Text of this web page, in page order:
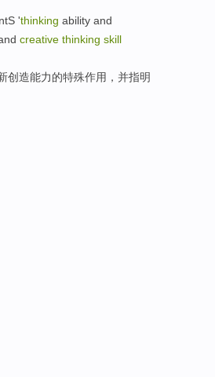
'thinking ability and
creative thinking skill
创造能力的特殊作用， 并指明